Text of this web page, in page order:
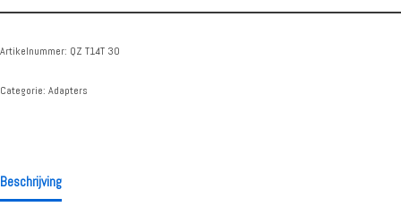
Artikelnummer: QZ T14T 30
Categorie: Adapters
Beschrijving